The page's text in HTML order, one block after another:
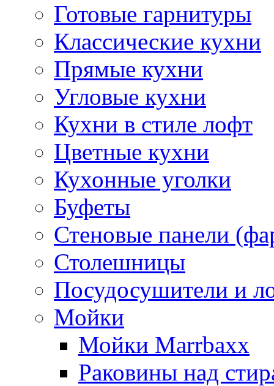
Готовые гарнитуры
Классические кухни
Прямые кухни
Угловые кухни
Кухни в стиле лофт
Цветные кухни
Кухонные уголки
Буфеты
Стеновые панели
Столешницы
Посудосушители и
Мойки
Мойки Marrbaxx
Раковины над